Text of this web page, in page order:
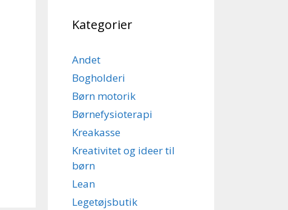
Kategorier
Andet
Bogholderi
Børn motorik
Børnefysioterapi
Kreakasse
Kreativitet og ideer til
børn
Lean
Legetøjsbutik